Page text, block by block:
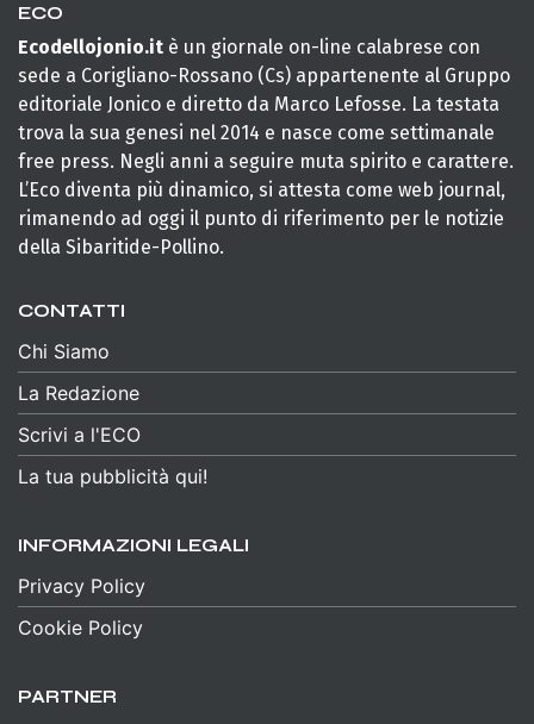
ECO
Ecodellojonio.it è un giornale on-line calabrese con
sede a Corigliano-Rossano (Cs) appartenente al Gruppo
editoriale Jonico e diretto da Marco Lefosse. La testata
trova la sua genesi nel 2014 e nasce come settimanale
free press. Negli anni a seguire muta spirito e carattere.
L’Eco diventa più dinamico, si attesta come web journal,
rimanendo ad oggi il punto di riferimento per le notizie
della Sibaritide-Pollino.
CONTATTI
Chi Siamo
La Redazione
Scrivi a l'ECO
La tua pubblicità qui!
INFORMAZIONI LEGALI
Privacy Policy
Cookie Policy
PARTNER